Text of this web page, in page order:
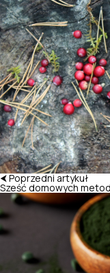
⮜ Poprzedni artykuł
Sześć domowych